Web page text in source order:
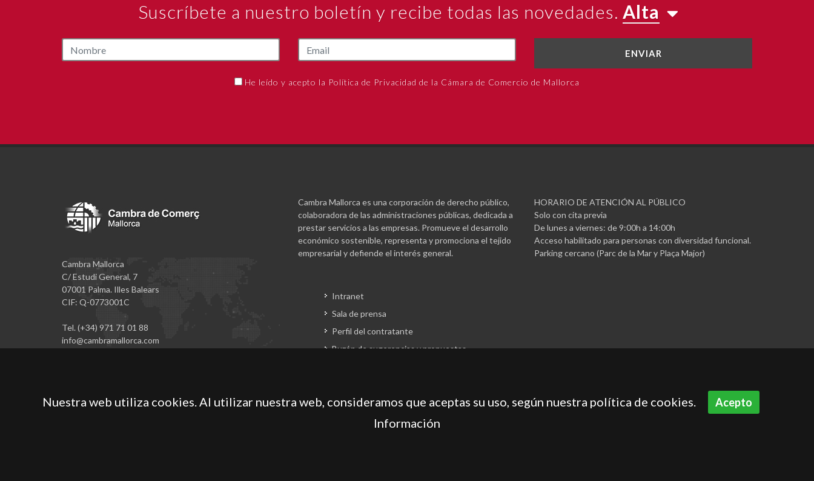
Suscríbete a nuestro boletín y recibe todas las novedades. Alta
ENVIAR
He leído y acepto la Política de Privacidad de la Cámara de Comercio de Mallorca
Cambra Mallorca
C/ Estudi General, 7
07001 Palma. Illes Balears
CIF: Q-0773001C
Tel. (+34) 971 71 01 88
info@cambramallorca.com
Cambra Mallorca es una corporación de derecho público,
colaboradora de las administraciones públicas, dedicada a
prestar servicios a las empresas. Promueve el desarrollo
económico sostenible, representa y promociona el tejido
empresarial y defiende el interés general.
Intranet
Sala de prensa
Perfil del contratante
Buzón de sugerencias y propuestas
HORARIO DE ATENCIÓN AL PÚBLICO
Solo con cita previa
De lunes a viernes: de 9:00h a 14:00h
Acceso habilitado para personas con diversidad funcional.
Parking cercano (Parc de la Mar y Plaça Major)
Nuestra web utiliza cookies. Al utilizar nuestra web, consideramos que aceptas su uso, según nuestra política de cookies. Acepto
Información